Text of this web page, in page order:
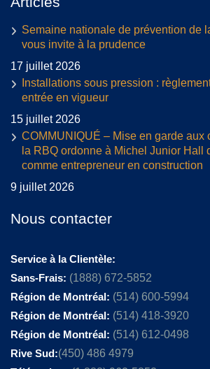
Semaine nationale de prévention de
vous invite à la prudence
17 juillet 2026
Installations sous pression :
entrée en vigueur
15 juillet 2026
COMMUNIQUÉ – Mise en garde aux
la RBQ ordonne à Michel Junior Hall
comme entrepreneur en construction
9 juillet 2026
Nous contacter
Service à la Clientèle:
Sans-Frais: (1888) 672-5852
Région de Montréal: (514) 600-5994
Région de Montréal: (514) 418-3920
Région de Montréal: (514) 612-0498
Rive Sud:(450) 486 4979